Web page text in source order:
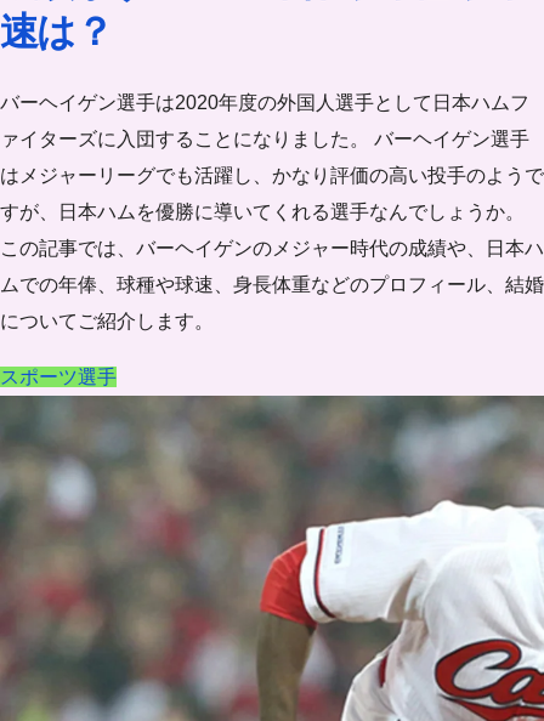
速は？
バーヘイゲン選手は2020年度の外国人選手として日本ハムフ
ァイターズに入団することになりました。 バーヘイゲン選手
はメジャーリーグでも活躍し、かなり評価の高い投手のようで
すが、日本ハムを優勝に導いてくれる選手なんでしょうか。
この記事では、バーヘイゲンのメジャー時代の成績や、日本ハ
ムでの年俸、球種や球速、身長体重などのプロフィール、結婚
についてご紹介します。
スポーツ選手